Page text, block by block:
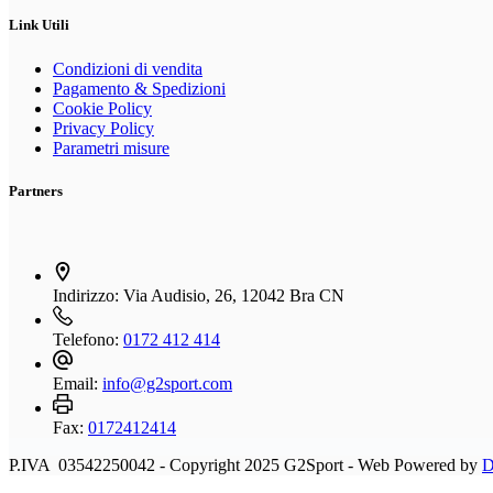
opzioni
possono
essere
scelte
nella
pagina
Link Utili
Condizioni di vendita
Pagamento & Spedizioni
Cookie Policy
Privacy Policy
Parametri misure
Partners
Indirizzo: Via Audisio, 26, 12042 Bra CN
Telefono: 0172 412 414
Email: info@g2sport.com
Fax: 0172412414
P.IVA 03542250042 - Copyright 2025 G2Sport - Web Powered by